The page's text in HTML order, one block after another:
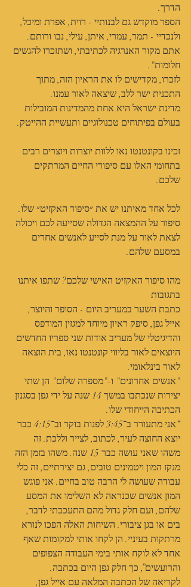
הדרך.
הספר מוקדש גם לבנותיי - רוית, אפרת ומיכל,
ולנכדיי - תמר, עמרי, איתן, עילי, נבו ורותם.
אתם מקור האנרגיה לכתיבתי, ושתזכרו להגשים
חלומות".
לזכרו, מקדישים לו את הראיון הזה, מתוך
התכנית ישר ללב, שיצאה לאור עמנו.
מדינת ישראל היא אחת מהמדינות המובילות
בעולם בפיתוחים טכנולוגיים ותעשיית ההייטק.
זכינו בקונטנטו נאו ללוות יוצרות ויוצרים רבים
בתחומי האלו עם סיפורי החיים המרתקים
שלכם.
לכל אחד מאיתנו יש את ״סיפור האקזיט״ שלו.
סיפור על ההמצאה הגדולה שסייעה לכם ויכולה
לצאת לאור על מנת לסייע לאנשים אחרים
במסעם שלהם.
מהו סיפור האקזיט האישי שלכם? שתפו איתנו
בתגובות
כתבת השער במעריב היום - הסופר והיוצר,
אייל גפן, סיפק ראיון מיוחד למגזין המודפס
והדיגיטלי של מעריב אודות שני ספריו החדשים
היוצאים לאור בליווי קונטנטו נאו, בית הוצאה
לאור בינלאומי.
"אנשים אחרונים" ו-"מספרה שלום" הן שתי
יצירות שנכתבו במשך 14 שנה על ידי גפן בסגנון
הכתיבה הייחודי שלו.
“אני מתעורר ב־3:45 לפנות בוקר וב־4:15 כבר
יוצא החוצה לעיר, לכתוב, לצייר וללכת. זה
משהו שאני עושה כבר 15 שנה. משהו בזמן הזה
מנקז המון ויטמינים טובים, גם יצירתיים, זה כלי
עבודה שעושה לי הרבה טוב בחיים. אני פוגש
המון אנשים שכנראה לא השלימו את המסע
שלהם, ועם חלק גדול מהם התעכבתי לדבר,
בים או בגן ציבורי. השיחות האלה הפכו לנורא
מרתקות בעיניי. הן לקחו אותי למקומות שאף
אחד לא לוקח אותי בימי העבודה הצפופים
והרועשים”, כך חלק גפן היום בכתבה.
לקריאה של הכתבה המלאה עם אייל גפן,